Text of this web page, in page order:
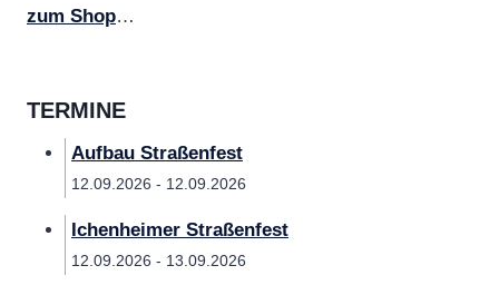
zum Shop…
TERMINE
Aufbau Straßenfest
12.09.2026 - 12.09.2026
Ichenheimer Straßenfest
12.09.2026 - 13.09.2026